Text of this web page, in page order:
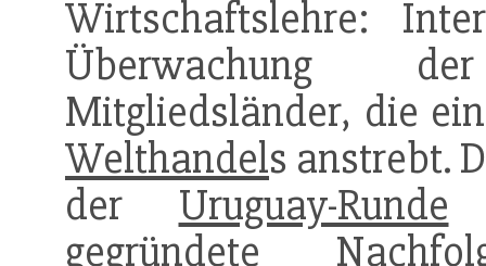
Wirtschaftslehre:
Überwachung
Mitgliedsländer, die
Welthandels anstrebt.
der Uruguay-Runde
gegründete